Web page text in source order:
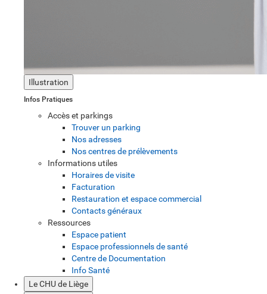
Illustration
Infos Pratiques
Accès et parkings
Trouver un parking
Nos adresses
Nos centres de prélèvements
Informations utiles
Horaires de visite
Facturation
Restauration et espace commercial
Contacts généraux
Ressources
Espace patient
Espace professionnels de santé
Centre de Documentation
Info Santé
Le CHU de Liège